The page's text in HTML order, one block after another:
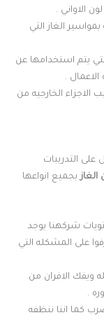
الاواني .
الغاز التي
يتم استخدامها عن
.
الاجزاء الخارجيه من
التدريبات
بجميع انواعها
شركهنا يوجد
على المشكله التي
ويفك الافران من
.
كما اننا ننظفه